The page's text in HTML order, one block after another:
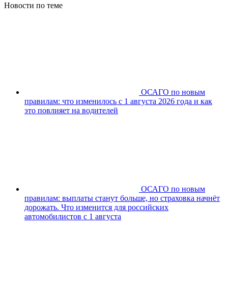
Новости по теме
ОСАГО по новым
правилам: что изменилось с 1 августа 2026 года и как
это повлияет на водителей
ОСАГО по новым
правилам: выплаты станут больше, но страховка начнёт
дорожать. Что изменится для российских
автомобилистов с 1 августа